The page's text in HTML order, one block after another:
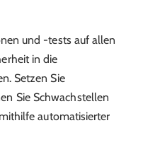
und -tests auf allen
in die
Setzen Sie
Sie Schwachstellen
automatisierter